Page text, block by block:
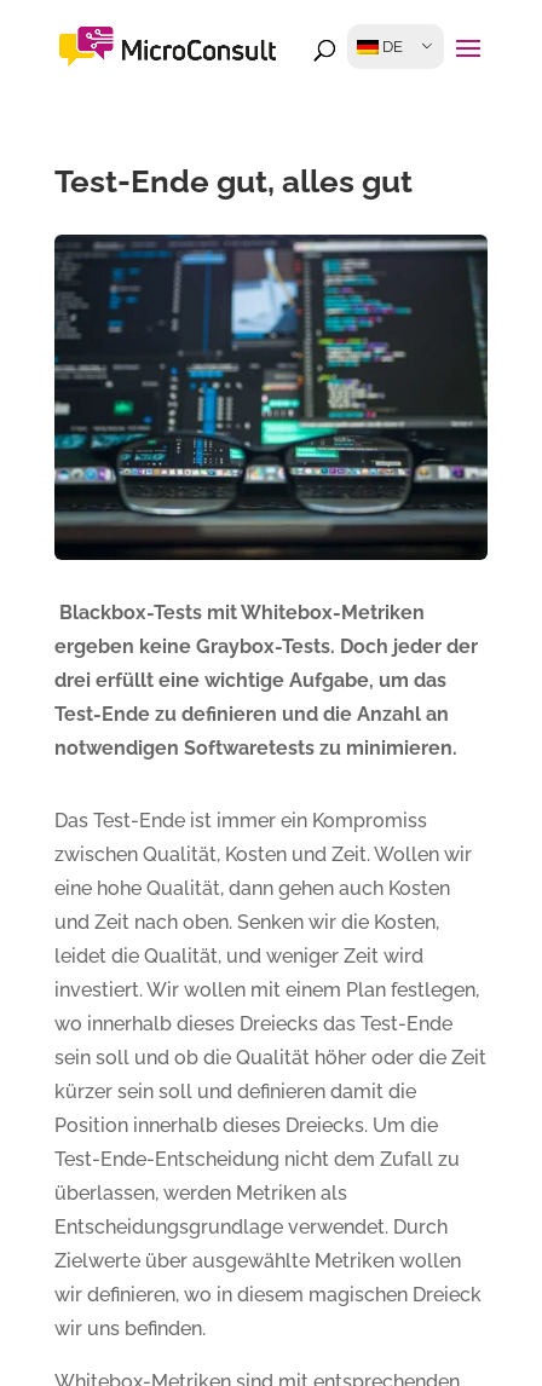
DE
Test-Ende gut, alles gut
Blackbox-Tests mit Whitebox-Metriken
ergeben keine Graybox-Tests. Doch jeder der
drei erfüllt eine wichtige Aufgabe, um das
Test-Ende zu definieren und die Anzahl an
notwendigen Softwaretests zu minimieren.
Das Test-Ende ist immer ein Kompromiss
zwischen Qualität, Kosten und Zeit. Wollen wir
eine hohe Qualität, dann gehen auch Kosten
und Zeit nach oben. Senken wir die Kosten,
leidet die Qualität, und weniger Zeit wird
investiert. Wir wollen mit einem Plan festlegen,
wo innerhalb dieses Dreiecks das Test-Ende
sein soll und ob die Qualität höher oder die Zeit
kürzer sein soll und definieren damit die
Position innerhalb dieses Dreiecks. Um die
Test-Ende-Entscheidung nicht dem Zufall zu
überlassen, werden Metriken als
Entscheidungsgrundlage verwendet. Durch
Zielwerte über ausgewählte Metriken wollen
wir definieren, wo in diesem magischen Dreieck
wir uns befinden.